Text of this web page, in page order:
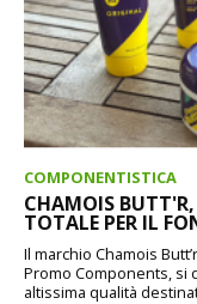
COMPONENTISTICA
CHAMOIS
TOTALE PER IL
Il marchio Chamois
Promo Components, si
altissima qualità